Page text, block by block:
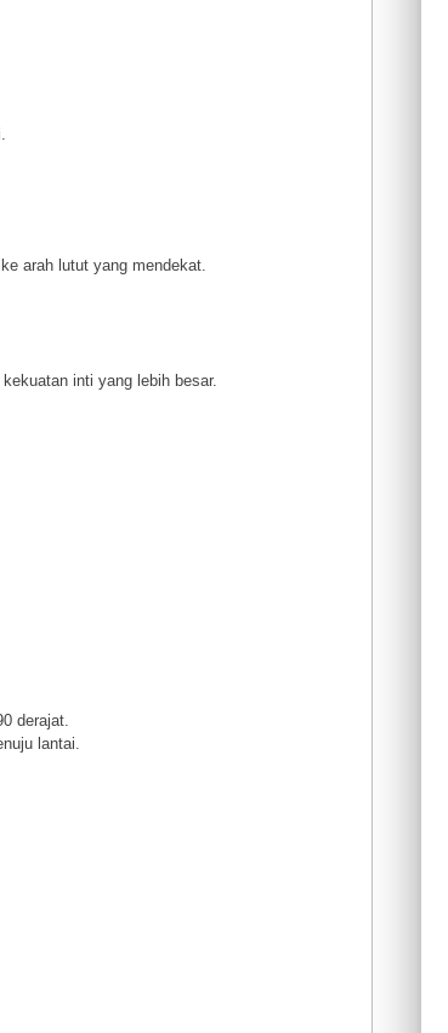
arah lutut yang mendekat.
inti yang lebih besar.
derajat.
lantai.